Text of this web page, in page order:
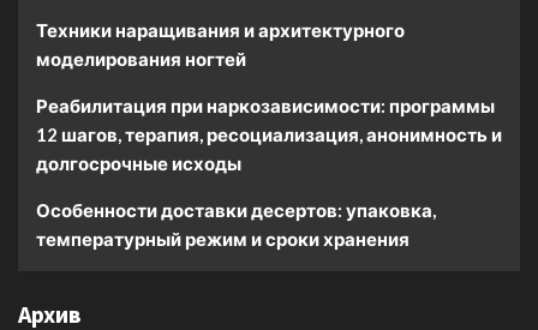
Техники наращивания и архитектурного
моделирования ногтей
Реабилитация при наркозависимости: программы
12 шагов, терапия, ресоциализация, анонимность и
долгосрочные исходы
Особенности доставки десертов: упаковка,
температурный режим и сроки хранения
Архив